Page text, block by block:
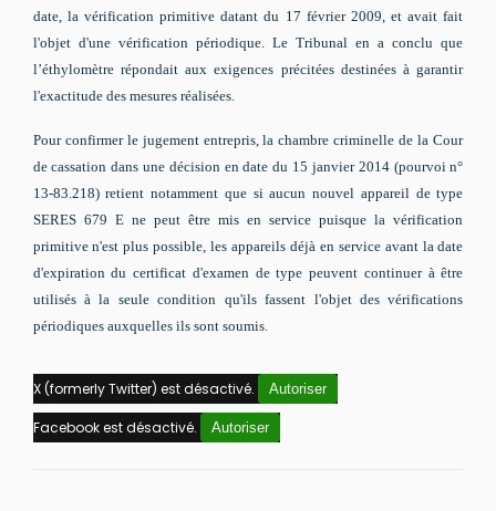
date, la vérification primitive datant du 17 février 2009, et avait fait
l'objet d'une vérification périodique. Le Tribunal en a conclu que
l’éthylomètre répondait aux exigences précitées destinées à garantir
l'exactitude des mesures réalisées.
Pour confirmer le jugement entrepris, la chambre criminelle de la Cour
de cassation dans une décision en date du 15 janvier 2014 (pourvoi n°
13-83.218) retient notamment que si aucun nouvel appareil de type
SERES 679 E ne peut être mis en service puisque la vérification
primitive n'est plus possible, les appareils déjà en service avant la date
d'expiration du certificat d'examen de type peuvent continuer à être
utilisés à la seule condition qu'ils fassent l'objet des vérifications
périodiques auxquelles ils sont soumis.
X (formerly Twitter) est désactivé. Autoriser
Facebook est désactivé. Autoriser